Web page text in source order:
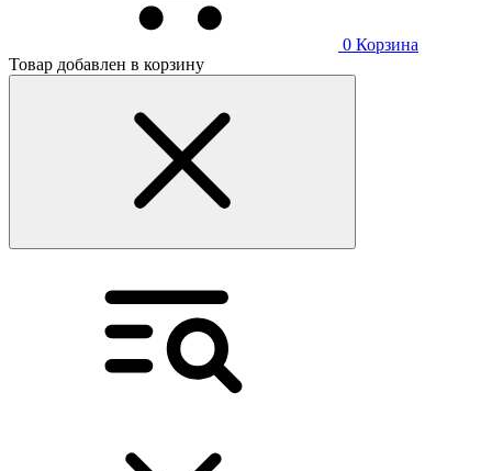
0 Корзина
Товар добавлен в корзину